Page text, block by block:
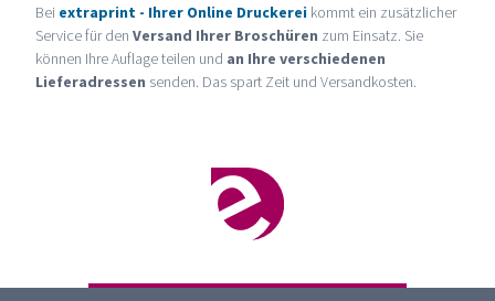
Bei extraprint - Ihrer Online Druckerei kommt ein zusätzlicher
Service für den Versand Ihrer Broschüren zum Einsatz. Sie
können Ihre Auflage teilen und an Ihre verschiedenen
Lieferadressen senden. Das spart Zeit und Versandkosten.